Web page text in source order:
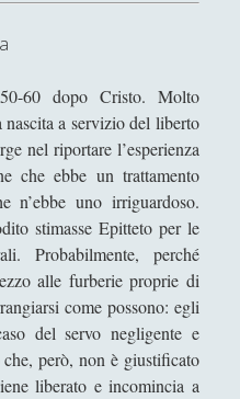
in periodo tardo
e Umano - Erotica,
storia della filosofia
o
n
a
e
l
a
n
60 dopo Cristo. Molto
a servizio del liberto
nel riportare l’esperienza
che ebbe un trattamento
n’ebbe uno irriguardoso.
stimasse Epitteto per le
Probabilmente, perché
alle furberie proprie di
come possono: egli
del servo negligente e
però, non è giustificato
liberato e incomincia a